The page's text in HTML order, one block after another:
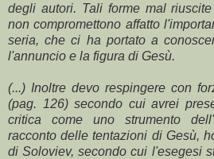
degli autori. Tali forme mal
non compromettono affatto
seria, che ci ha portato a
l'annuncio e la figura di Gesù.
(...) Inoltre devo respingere con
(pag. 126) secondo cui avrei
critica come uno strumento
racconto delle tentazioni di Gesù,
di Soloviev, secondo cui l'esegesi